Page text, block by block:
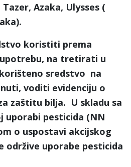
Azaka, Ulysses (
koristiti prema
na tretirati u
sredstvo na
voditi evidenciju o
zaštitu bilja. U skladu sa
uporabi pesticida (NN
o uspostavi akcijskog
održive uporabe pesticida
12).